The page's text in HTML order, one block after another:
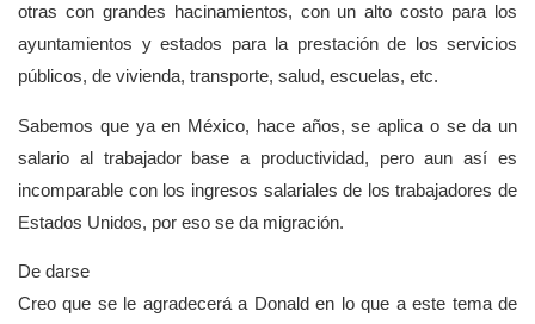
otras con grandes hacinamientos, con un alto costo para los
ayuntamientos y estados para la prestación de los servicios
públicos, de vivienda, transporte, salud, escuelas, etc.
Sabemos que ya en México, hace años, se aplica o se da un
salario al trabajador base a productividad, pero aun así es
incomparable con los ingresos salariales de los trabajadores de
Estados Unidos, por eso se da migración.
De darse
Creo que se le agradecerá a Donald en lo que a este tema de